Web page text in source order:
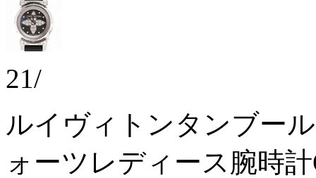
21/
ルイヴィトンタンブー
ォーツレディース腕時